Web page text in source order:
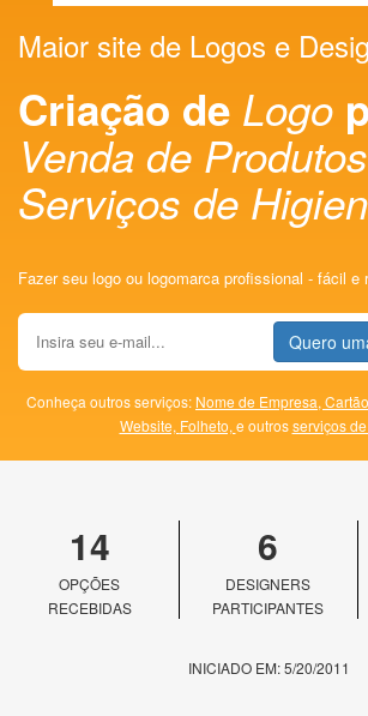
Maior site de Logos e
Criação de Logo
Venda de
Serviços de
Fazer seu logo ou logomarca profissional - fácil e
Quero
Conheça outros serviços: Nome de Empresa,
Website, Folheto, e outrosserviços
14
OPÇÕES
RECEBIDAS
6
DESIGNERS
PARTICIPANTES
INICIADO EM: 5/20/2011